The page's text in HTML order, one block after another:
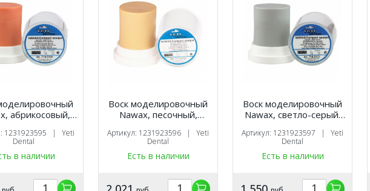
абрикосовый,
(45 г.), Yeti
1231923595 | Yeti
Dental
в наличии
Воск моделировочный
Nawax, песочный,
(45 г.), Yeti
Артикул: 1231923596 | Yeti
Dental
Есть в наличии
Воск моделировочный
Nawax, светло-серый,
(45 г.), Yeti
Артикул: 1231923597 | Yeti
Dental
Есть в наличии